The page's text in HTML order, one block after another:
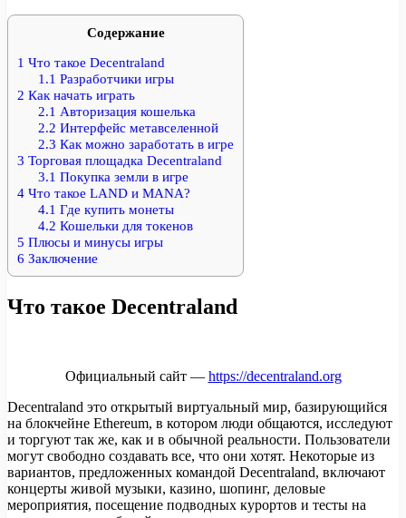
Содержание
1 Что такое Decentraland
1.1 Разработчики игры
2 Как начать играть
2.1 Авторизация кошелька
2.2 Интерфейс метавселенной
2.3 Как можно заработать в игре
3 Торговая площадка Decentraland
3.1 Покупка земли в игре
4 Что такое LAND и MANA?
4.1 Где купить монеты
4.2 Кошельки для токенов
5 Плюсы и минусы игры
6 Заключение
Что такое Decentraland
Официальный сайт — https://decentraland.org
Decentraland это открытый виртуальный мир, базирующийся
на блокчейне Ethereum, в котором люди общаются, исследуют
и торгуют так же, как и в обычной реальности. Пользователи
могут свободно создавать все, что они хотят. Некоторые из
вариантов, предложенных командой Decentraland, включают
концерты живой музыки, казино, шопинг, деловые
мероприятия, посещение подводных курортов и тесты на